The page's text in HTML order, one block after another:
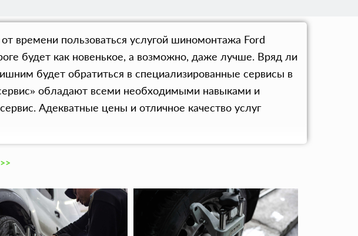
времени пользоваться услугой шиномонтажа Ford
будет как новенькое, а возможно, даже лучше. Вряд ли
будет обратиться в специализированные сервисы в
обладают всеми необходимыми навыками и
Адекватные цены и отличное качество услуг